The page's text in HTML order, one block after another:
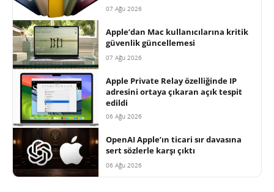
07 Ağu 2026
Apple’dan Mac kullanıcılarına kritik
güvenlik güncellemesi
07 Ağu 2026
Apple Private Relay özelliğinde IP
adresini ortaya çıkaran açık tespit
edildi
06 Ağu 2026
OpenAI Apple’ın ticari sır davasına
sert sözlerle karşı çıktı
06 Ağu 2026